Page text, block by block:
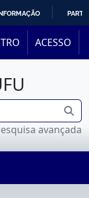
ACESSO
avançada